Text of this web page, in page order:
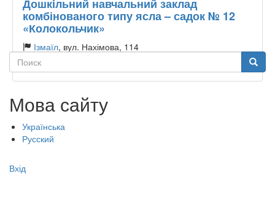
Дошкільний навчальний заклад
комбінованого типу ясла – садок № 12
«Колокольчик»
Ізмаїл, вул. Нахімова, 114
Тип садочку:
Поиск Поиск
Мова сайту
Українська
Русский
Меню
Вхід